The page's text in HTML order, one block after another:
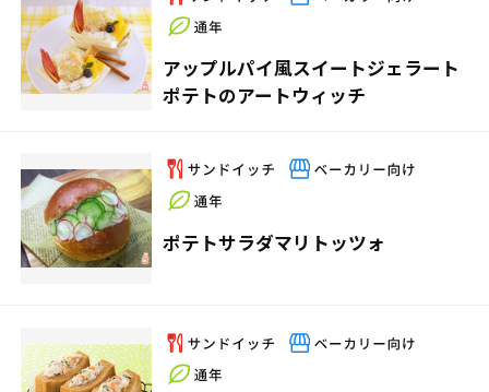
アップルパイ風スイートジェラート
ポテトのアートウィッチ
ポテトサラダマリトッツォ